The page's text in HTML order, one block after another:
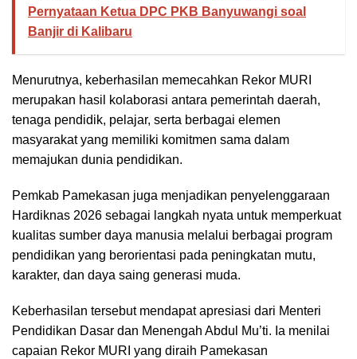
Pernyataan Ketua DPC PKB Banyuwangi soal
Banjir di Kalibaru
Menurutnya, keberhasilan memecahkan Rekor MURI
merupakan hasil kolaborasi antara pemerintah daerah,
tenaga pendidik, pelajar, serta berbagai elemen
masyarakat yang memiliki komitmen sama dalam
memajukan dunia pendidikan.
Pemkab Pamekasan juga menjadikan penyelenggaraan
Hardiknas 2026 sebagai langkah nyata untuk memperkuat
kualitas sumber daya manusia melalui berbagai program
pendidikan yang berorientasi pada peningkatan mutu,
karakter, dan daya saing generasi muda.
Keberhasilan tersebut mendapat apresiasi dari Menteri
Pendidikan Dasar dan Menengah Abdul Mu’ti. Ia menilai
capaian Rekor MURI yang diraih Pamekasan